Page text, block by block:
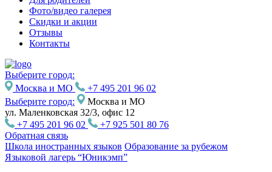
Фото/видео галерея
Скидки и акции
Отзывы
Контакты
Выберите город:
Москва и МО
+7 495 201 96 02
Выберите город:
Москва и МО
ул. Маленковская 32/3, офис 12
+7 495 201 96 02
+7 925 501 80 76
Обратная связь
Школа иностранных языков Образование за рубежом
Языковой лагерь “Юникэмп”